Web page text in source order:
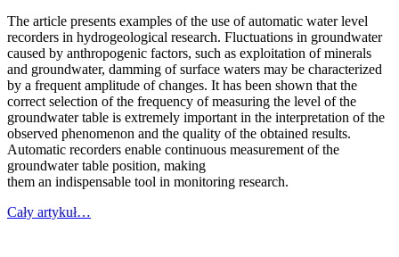
The article presents examples of the use of automatic water level
recorders in hydrogeological research. Fluctuations in groundwater
caused by anthropogenic factors, such as exploitation of minerals
and groundwater, damming of surface waters may be characterized
by a frequent amplitude of changes. It has been shown that the
correct selection of the frequency of measuring the level of the
groundwater table is extremely important in the interpretation of the
observed phenomenon and the quality of the obtained results.
Automatic recorders enable continuous measurement of the
groundwater table position, making
them an indispensable tool in monitoring research.
Cały artykuł…